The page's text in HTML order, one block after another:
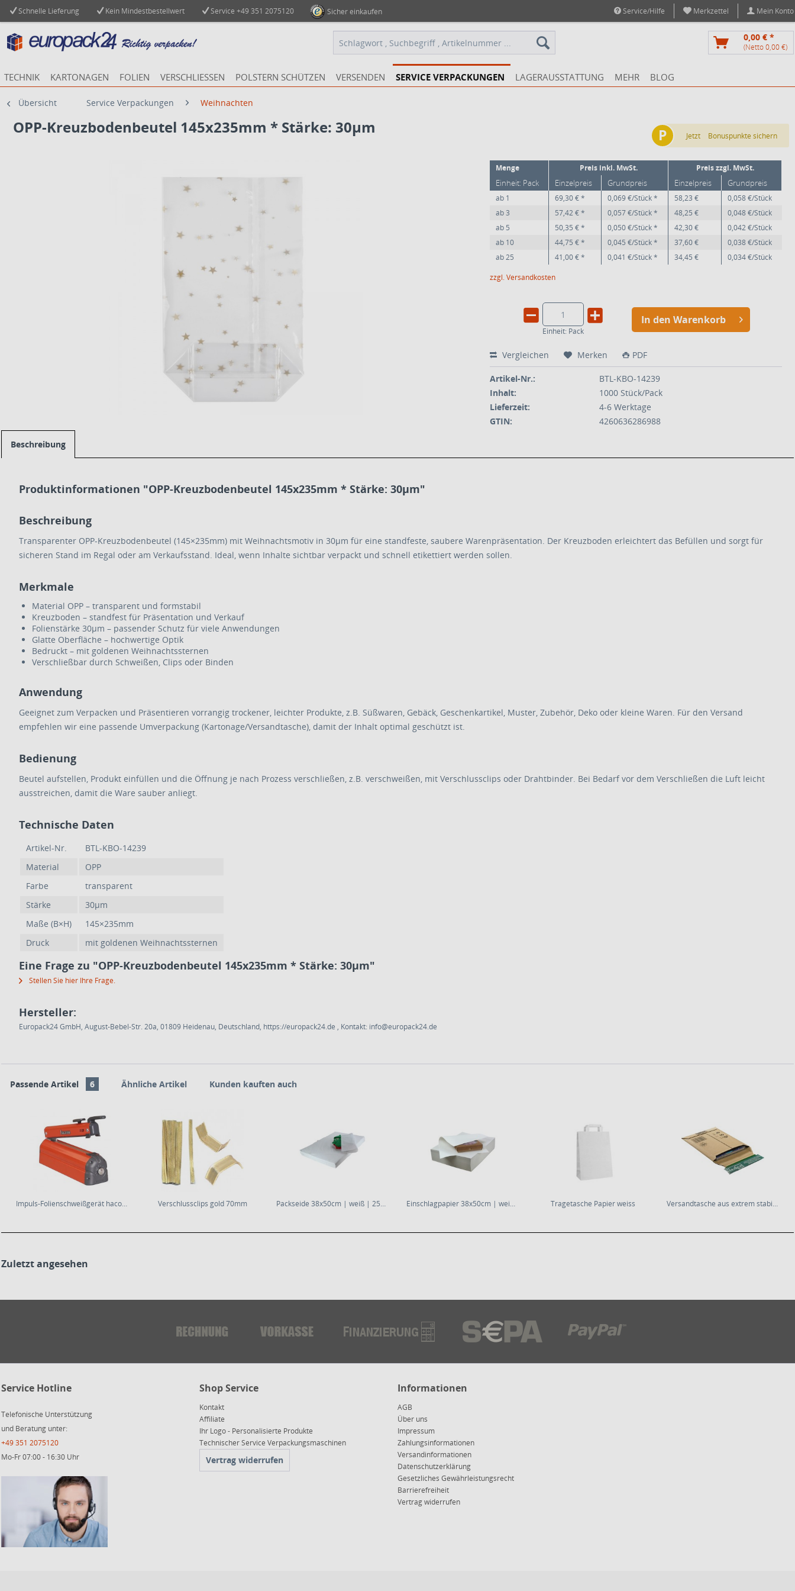
Schnelle Lieferung Kein Mindestbestellwert Service +49 351 2075120 Sicher einkaufen Service/Hilfe Merkzettel Mein Konto
0,00 € *
(Netto 0,00 €)
TECHNIK KARTONAGEN FOLIEN VERSCHLIESSEN POLSTERN SCHÜTZEN VERSENDEN SERVICE VERPACKUNGEN LAGERAUSSTATTUNG MEHR BLOG
Übersicht Service Verpackungen Weihnachten
OPP-Kreuzbodenbeutel 145x235mm * Stärke: 30µm
Menge Preis inkl. MwSt. Preis zzgl. MwSt.
Einheit: Pack Einzelpreis Grundpreis Einzelpreis Grundpreis
ab 1 69,30 € * 0,069 €/Stück * 58,23 €
0,058 €/Stück
ab3 57,42 € * 0,057 €/Stück * 48,25 €
0,048 €/Stück
ab 5 50,35 € * 0,050 €/Stück * 42,30 €
0,042 €/Stück
ab 10 44,75 € * 0,045 €/Stück * 37,60 €
0,038 €/Stück
ab25 41,00 € * 0,041 €/Stück * 34,45 €
0,034 €/Stück
zzgl. Versandkosten
Einheit: Pack
In den Warenkorb
Vergleichen Merken PDF
Artikel-Nr.:
BTL-KBO-14239
Inhalt:
1000 Stück/Pack
Lieferzeit:
4-6 Werktage
GTIN:
4260636286988
P Jetzt Bonuspunkte sichern
Beschreibung
Produktinformationen "OPP-Kreuzbodenbeutel 145x235mm * Stärke: 30µm"
Beschreibung
Transparenter OPP-Kreuzbodenbeutel (145×235mm) mit Weihnachtsmotiv in 30µm für eine standfeste, saubere Warenpräsentation. Der Kreuzboden erleichtert das Befüllen und sorgt für
sicheren Stand im Regal oder am Verkaufsstand. Ideal, wenn Inhalte sichtbar verpackt und schnell etikettiert werden sollen.
Merkmale
Material OPP – transparent und formstabil
Kreuzboden – standfest für Präsentation und Verkauf
Folienstärke 30µm – passender Schutz für viele Anwendungen
Glatte Oberfläche – hochwertige Optik
Bedruckt – mit goldenen Weihnachtssternen
Verschließbar durch Schweißen, Clips oder Binden
Anwendung
Geeignet zum Verpacken und Präsentieren vorrangig trockener, leichter Produkte, z.B. Süßwaren, Gebäck, Geschenkartikel, Muster, Zubehör, Deko oder kleine Waren. Für den Versand
empfehlen wir eine passende Umverpackung (Kartonage/Versandtasche), damit der Inhalt optimal geschützt ist.
Bedienung
Beutel aufstellen, Produkt einfüllen und die Öffnung je nach Prozess verschließen, z.B. verschweißen, mit Verschlussclips oder Drahtbinder. Bei Bedarf vor dem Verschließen die Luft leicht
ausstreichen, damit die Ware sauber anliegt.
Technische Daten
Artikel-Nr.
BTL-KBO-14239
Material
OPP
Farbe
transparent
Stärke
30µm
Maße (B×H)
145×235mm
Druck
mit goldenen Weihnachtssternen
Eine Frage zu "OPP-Kreuzbodenbeutel 145x235mm * Stärke: 30µm"
Stellen Sie hier Ihre Frage.
Hersteller:
Europack24 GmbH, August-Bebel-Str. 20a, 01809 Heidenau, Deutschland, https://europack24.de , Kontakt: info@europack24.de
Passende Artikel 6 Ähnliche Artikel Kunden kauften auch
Impuls-Folienschweißgerät hacona C-Typ Verschlussclips gold 70mm Packseide 38x50cm | weiß | 25g/m² | 12,5kg - Pack Einschlagpapier 38x50cm | weiß | 55g/m² |... Tragetasche Papier weiss Versandtasche aus extrem stabiler Wellpappe DIN...
Zuletzt angesehen
Service Hotline
Telefonische Unterstützung
und Beratung unter:
+49 351 2075120
Mo-Fr 07:00 - 16:30 Uhr
Shop Service
Kontakt
Affiliate
Ihr Logo - Personalisierte Produkte
Technischer Service Verpackungsmaschinen
Vertrag widerrufen
Informationen
AGB
Über uns
Impressum
Zahlungsinformationen
Versandinformationen
Datenschutzerklärung
Gesetzliches Gewährleistungsrecht
Barrierefreiheit
Vertrag widerrufen